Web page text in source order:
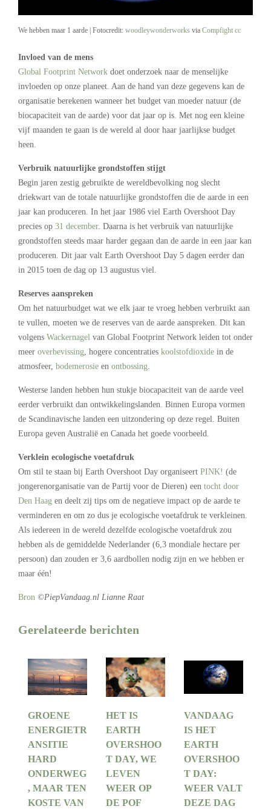
We hebben maar 1 aarde | Fotocredit: woodleywonderworks via Compfight cc
Invloed van de mens
Global Footprint Network doet onderzoek naar de menselijke
invloeden op onze planeet. Aan de hand van deze gegevens kan de
organisatie berekenen wanneer het budget van moeder natuur (de
biocapaciteit van de aarde) voor dat jaar op is. Met nog een kleine
vijf maanden te gaan is de wereld al door haar jaarlijkse budget
heen.
Verbruik natuurlijke grondstoffen stijgt
Begin jaren zestig gebruikte de wereldbevolking nog slecht
driekwart van de totale natuurlijke grondstoffen die de aarde in een
jaar kan produceren. In het jaar 1986 viel Earth Overshoot Day
precies op 31 december. Daarna is het verbruik van natuurlijke
grondstoffen steeds maar harder gegaan dan de aarde in een jaar kan
produceren. Dit jaar valt Earth Overshoot Day 5 dagen eerder dan
in 2015 toen de dag op 13 augustus viel.
Reserves aanspreken
Om het natuurbudget wat we elk jaar te vroeg hebben verbruikt aan
te vullen, moeten we de reserves van de aarde aanspreken. Dit kan
volgens Wackernagel van Global Footprint Network leiden tot onder
meer overbevissing , hogere concentraties koolstofdioxide in de
atmosfeer, bodemerosie en ontbossing
Westerse landen hebben hun stukje biocapaciteit van de aarde veel
eerder verbruikt dan ontwikkelingslanden. Binnen Europa vormen
de Scandinavische landen een uitzondering op deze regel. Buiten
Europa geven Australië en Canada het goede voorbeeld.
Verklein ecologische voetafdruk
Om stil te staan bij Earth Overshoot Day organiseert PINK! (de
jongerenorganisatie van de Partij voor de Dieren) een tocht door
Den Haag en deelt zij tips om de negatieve impact op de aarde te
verminderen en om zo dus je ecologische voetafdruk te verkleinen.
Als iedereen in de wereld dezelfde ecologische voetafdruk zou
hebben als de gemiddelde Nederlander (6,3 mondiale hectare per
persoon) dan zouden er 3,6 aardbollen nodig zijn en we hebben er
maar één!
Bron ©PiepVandaag.nl Lianne Raat
Gerelateerde berichten
GROENE
ENERGIETR
ANSITIE
HARD
ONDERWEG
, MAAR TEN
KOSTE VAN
HET IS
EARTH
OVERSHOO
T DAY, WE
LEVEN
WEER OP
DE POF
VANDAAG
IS HET
EARTH
OVERSHOO
T DAY:
WEER VALT
DEZE DAG